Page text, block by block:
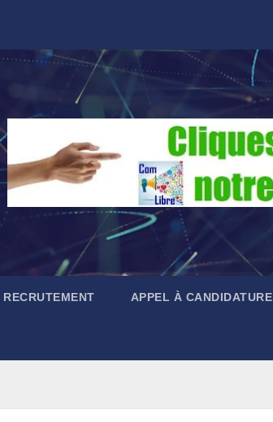
RECRUTEMENT APPEL À CANDIDATURE